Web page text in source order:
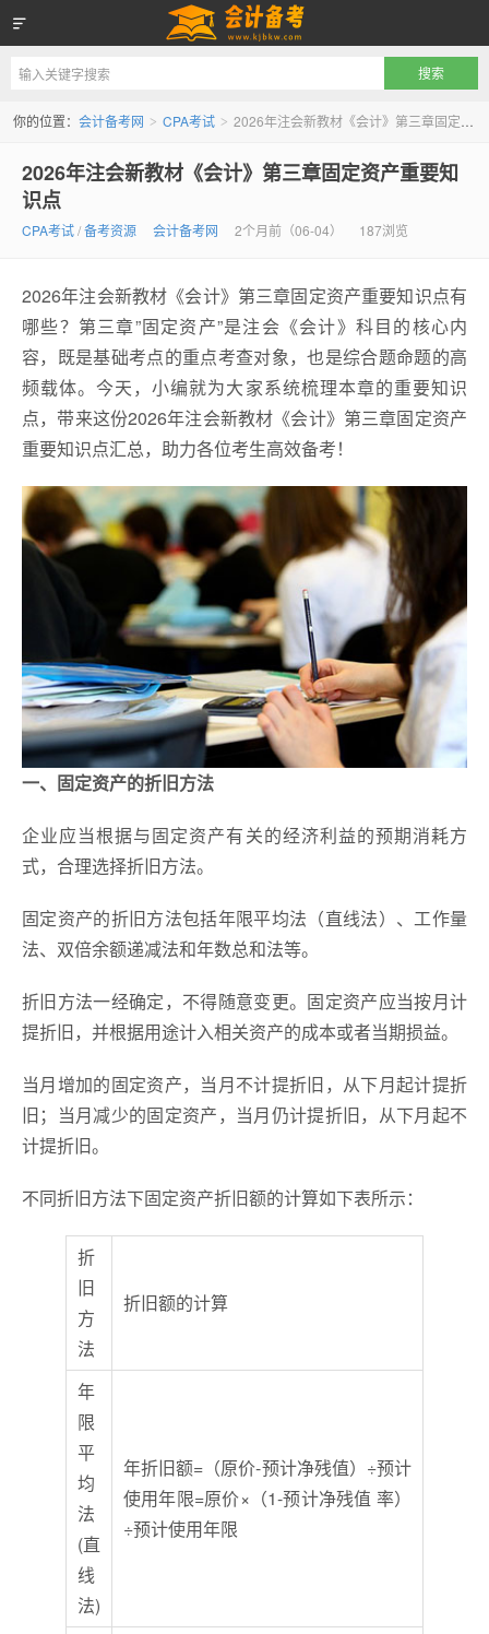
会计备考网
你的位置： 会计备考网 > CPA考试 > 2026年注会新教材《会计》第三章固定资产重要知识点
2026年注会新教材《会计》第三章固定资产重要知
识点
CPA考试/备考资源 会计备考网 2个月前（06-04） 187浏览
2026年注会新教材《会计》第三章固定资产重要知识点有
哪些？第三章”固定资产”是注会《会计》科目的核心内
容，既是基础考点的重点考查对象，也是综合题命题的高
频载体。今天，小编就为大家系统梳理本章的重要知识
点，带来这份2026年注会新教材《会计》第三章固定资产
重要知识点汇总，助力各位考生高效备考！
一、固定资产的折旧方法
企业应当根据与固定资产有关的经济利益的预期消耗方
式，合理选择折旧方法。
固定资产的折旧方法包括年限平均法（直线法）、工作量
法、双倍余额递减法和年数总和法等。
折旧方法一经确定，不得随意变更。固定资产应当按月计
提折旧，并根据用途计入相关资产的成本或者当期损益。
当月增加的固定资产，当月不计提折旧，从下月起计提折
旧；当月减少的固定资产，当月仍计提折旧，从下月起不
计提折旧。
不同折旧方法下固定资产折旧额的计算如下表所示：
折
旧
方
法
折旧额的计算
年
限
平
均
法
(直
线
法)
年折旧额=（原价-预计净残值）÷预计
使用年限=原价×（1-预计净残值 率）
÷预计使用年限